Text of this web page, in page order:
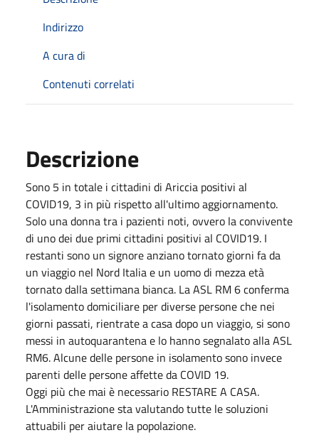
Indirizzo
A cura di
Contenuti correlati
Descrizione
Sono 5 in totale i cittadini di Ariccia positivi al
COVID19, 3 in più rispetto all'ultimo aggiornamento.
Solo una donna tra i pazienti noti, ovvero la convivente
di uno dei due primi cittadini positivi al COVID19. I
restanti sono un signore anziano tornato giorni fa da
un viaggio nel Nord Italia e un uomo di mezza età
tornato dalla settimana bianca. La ASL RM 6 conferma
l'isolamento domiciliare per diverse persone che nei
giorni passati, rientrate a casa dopo un viaggio, si sono
messi in autoquarantena e lo hanno segnalato alla ASL
RM6. Alcune delle persone in isolamento sono invece
parenti delle persone affette da COVID 19.
Oggi più che mai è necessario RESTARE A CASA.
L'Amministrazione sta valutando tutte le soluzioni
attuabili per aiutare la popolazione.